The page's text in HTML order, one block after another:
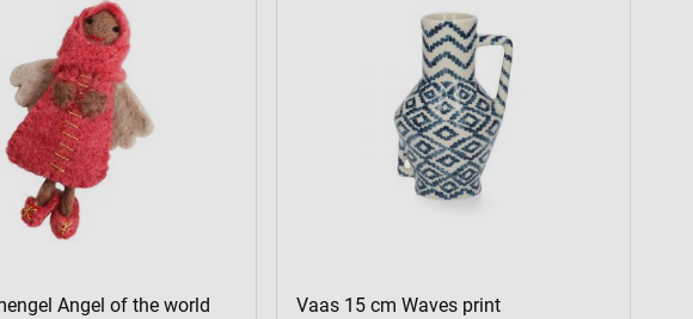
Angel of the world
Vaas 15 cm Waves print